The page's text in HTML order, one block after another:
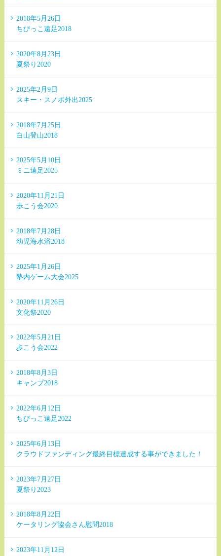
2018年5月26日
ちびっこ遠足2018
2020年8月23日
夏祭り2020
2025年2月9日
スキー・スノボ外出2025
2018年7月25日
白山登山2018
2025年5月10日
ミニ遠足2025
2020年11月21日
歩こう会2020
2018年7月28日
幼児海水浴2018
2025年1月26日
塾内ゲーム大会2025
2020年11月26日
文化祭2020
2022年5月21日
歩こう会2022
2018年8月3日
キャンプ2018
2022年6月12日
ちびっこ遠足2022
2025年6月13日
クラウドファンディング最終目標達成する事ができました！
2023年7月27日
夏祭り2023
2018年8月22日
ケータリング協会さん慰問2018
2023年11月12日